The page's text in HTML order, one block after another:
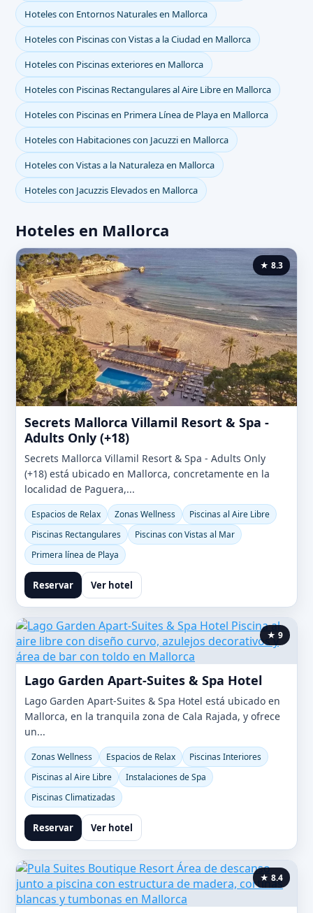
Hoteles con Entornos Naturales en Mallorca
Hoteles con Piscinas con Vistas a la Ciudad en Mallorca
Hoteles con Piscinas exteriores en Mallorca
Hoteles con Piscinas Rectangulares al Aire Libre en Mallorca
Hoteles con Piscinas en Primera Línea de Playa en Mallorca
Hoteles con Habitaciones con Jacuzzi en Mallorca
Hoteles con Vistas a la Naturaleza en Mallorca
Hoteles con Jacuzzis Elevados en Mallorca
Hoteles en Mallorca
★ 8.3
Secrets Mallorca Villamil Resort & Spa -
Adults Only (+18)
Secrets Mallorca Villamil Resort & Spa - Adults Only
(+18) está ubicado en Mallorca, concretamente en la
localidad de Paguera,...
Espacios de Relax Zonas Wellness
Piscinas al Aire Libre
Piscinas Rectangulares
Piscinas con Vistas al Mar
Primera línea de Playa
Reservar Ver hotel
★ 9
Lago Garden Apart-Suites & Spa Hotel
Lago Garden Apart-Suites & Spa Hotel está ubicado en
Mallorca, en la tranquila zona de Cala Rajada, y ofrece
un...
Zonas Wellness Espacios de Relax
Piscinas Interiores
Piscinas al Aire Libre
Instalaciones de Spa
Piscinas Climatizadas
Reservar Ver hotel
★ 8.4